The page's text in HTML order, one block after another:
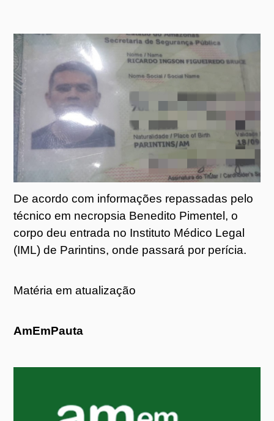
De acordo com informações repassadas pelo
técnico em necropsia Benedito Pimentel, o
corpo deu entrada no Instituto Médico Legal
(IML) de Parintins, onde passará por perícia.
Matéria em atualização
AmEmPauta